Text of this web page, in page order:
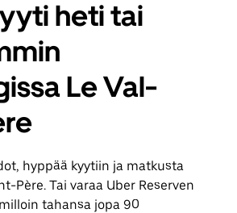
heti tai
Le Val-
hyppää kyytiin ja matkusta
Père. Tai varaa Uber Reserven
tahansa jopa 90